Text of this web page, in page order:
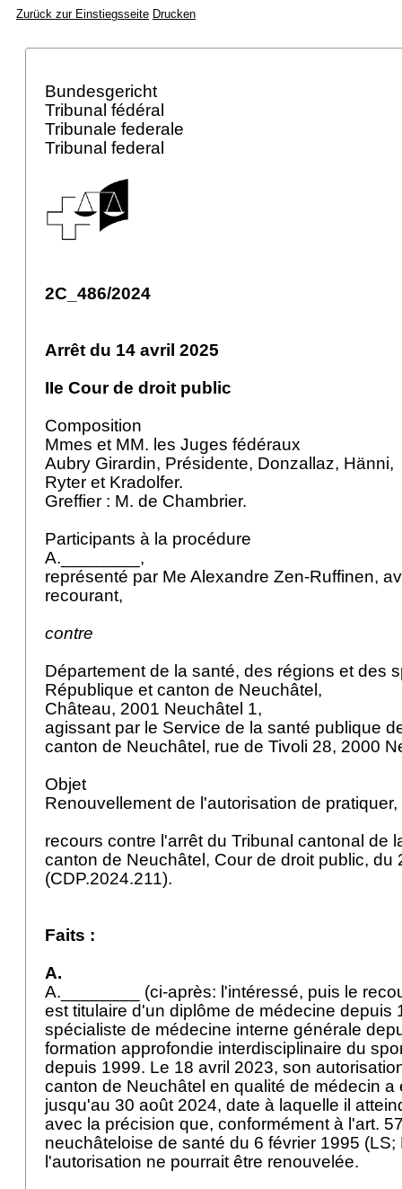
Zurück zur Einstiegsseite Drucken
Bundesgericht
Tribunal fédéral
Tribunale federale
Tribunal federal
2C_486/2024
Arrêt du 14 avril 2025
IIe Cour de droit public
Composition
Mmes et MM. les Juges fédéraux
Aubry Girardin, Présidente, Donzallaz, Hänni,
Ryter et Kradolfer.
Greffier : M. de Chambrier.
Participants à la procédure
A.________,
représenté par Me Alexandre Zen-Ruffinen,
recourant,
contre
Département de la santé, des régions et des
République et canton de Neuchâtel,
Château, 2001 Neuchâtel 1,
agissant par le Service de la santé publique
canton de Neuchâtel, rue de Tivoli 28, 2000
Objet
Renouvellement de l'autorisation de pratiquer,
recours contre l'arrêt du Tribunal cantonal de
canton de Neuchâtel, Cour de droit public, du
(CDP.2024.211).
Faits :
A.
A.________ (ci-après: l'intéressé, puis le
est titulaire d'un diplôme de médecine depuis
spécialiste de médecine interne générale
formation approfondie interdisciplinaire du
depuis 1999. Le 18 avril 2023, son
canton de Neuchâtel en qualité de médecin a
jusqu'au 30 août 2024, date à laquelle il
avec la précision que, conformément à l'art.
neuchâteloise de santé du 6 février 1995 (LS;
l'autorisation ne pourrait être renouvelée.